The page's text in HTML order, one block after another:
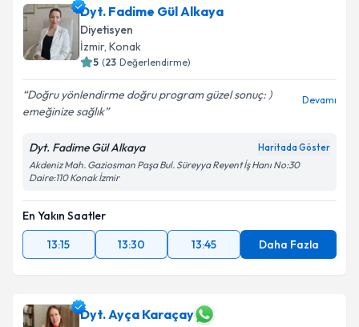
Dyt. Fadime Gül Alkaya
Diyetisyen
İzmir, Konak
5 (23 Değerlendirme)
Doğru yönlendirme doğru program güzel sonuç: )
emeğinize sağlık
Devamı
Dyt. Fadime Gül Alkaya Haritada Göster
Akdeniz Mah. Gaziosman Paşa Bul. Süreyya Reyent İş Hanı No:30
Daire:110 Konak İzmir
En Yakın Saatler
13:15
13:30 13:45 Daha Fazla
Dyt. Ayça Karaçay